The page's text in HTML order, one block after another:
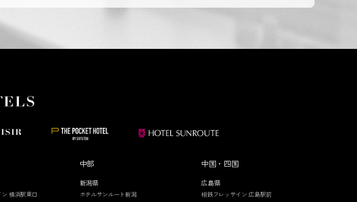
横浜駅東口
中部
新潟県
ホテルサンルート新潟
中国・四国
広島県
相鉄フレッサイン 広島駅前